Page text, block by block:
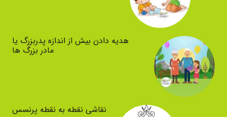
هدیه دادن بیش از اندازه پدربزرگ یا
مادر بزرگ ها
نقاشی نقطه به نقطه پرنسس